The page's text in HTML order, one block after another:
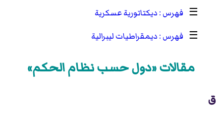
☰
ديكتاتورية عسكرية
☰
ديمقراطيات ليبرالية
مقالات «دول حسب نظام الحكم»
ق